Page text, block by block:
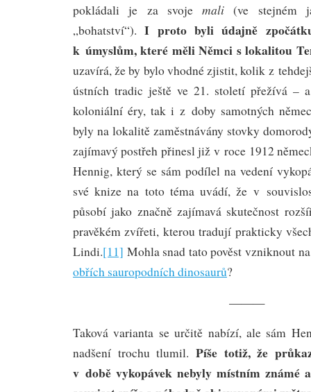
pokládali je za svojemali (ve stejném
„bohatství“).I proto byli údajně
k úmyslům, které měli Němci s lokalitou
uzavírá, že by bylo vhodné zjistit, kolik z
ústních tradic ještě ve 21. století přežívá –
koloniální éry, tak i z doby samotných
byly na lokalitě zaměstnávány stovky
zajímavý postřeh přinesl již v roce 1912
Hennig, který se sám podílel na vedení
své knize na toto téma uvádí, že v
působí jako značně zajímavá skutečnost
pravěkém zvířeti, kterou tradují prakticky
Lindi.[11] Mohla snad tato pověst vzniknout
obřích sauropodních dinosaurů?
———
Taková varianta se určitě nabízí, ale sám
nadšení trochu tlumil.Píše totiž, že
v době vykopávek nebyly místním známé